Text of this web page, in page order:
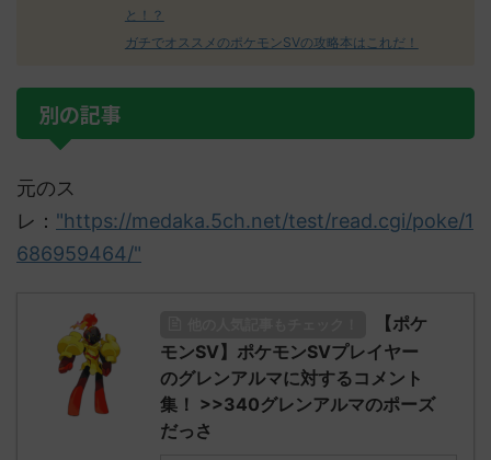
と！？
ガチでオススメのポケモンSVの攻略本はこれだ！
別の記事
元のス
レ： "https://medaka.5ch.net/test/read.cgi/poke/1
686959464/"
【ポケ
モンSV】ポケモンSVプレイヤー
のグレンアルマに対するコメント
集！ >>340グレンアルマのポーズ
だっさ